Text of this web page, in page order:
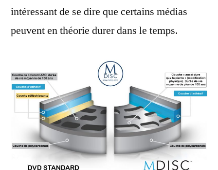
intéressant de se dire que certains médias
peuvent en théorie durer dans le temps.